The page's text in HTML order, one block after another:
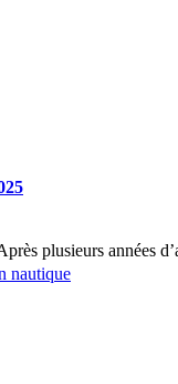
plusieurs années
nautique